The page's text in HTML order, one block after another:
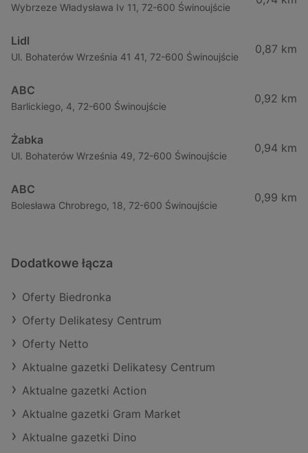
Wybrzeze Władysława Iv 11, 72-600 Świnoujście
Lidl
Ul. Bohaterów Września 41 41, 72-600 Świnoujście
0,87 km
ABC
Barlickiego, 4, 72-600 Świnoujście
0,92 km
Żabka
Ul. Bohaterów Września 49, 72-600 Świnoujście
0,94 km
ABC
Bolesława Chrobrego, 18, 72-600 Świnoujście
0,99 km
Dodatkowe łącza
Oferty Biedronka
Oferty Delikatesy Centrum
Oferty Netto
Aktualne gazetki Delikatesy Centrum
Aktualne gazetki Action
Aktualne gazetki Gram Market
Aktualne gazetki Dino